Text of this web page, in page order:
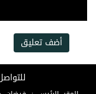
أضف تعليق